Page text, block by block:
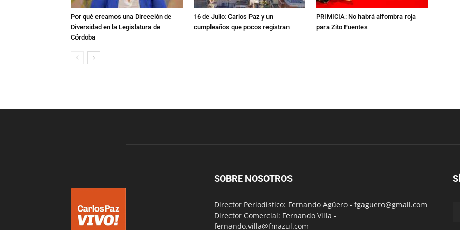
Por qué creamos una Dirección de
Diversidad en la Legislatura de
Córdoba
16 de Julio: Carlos Paz y un
cumpleaños que pocos registran
PRIMICIA: No habrá alfombra roja
para Zito Fuentes
SOBRE NOSOTROS
Director Periodístico: Fernando Agüero - fgaguero@gmail.com
Director Comercial: Fernando Villa -
fernando.villa@fmazul.com